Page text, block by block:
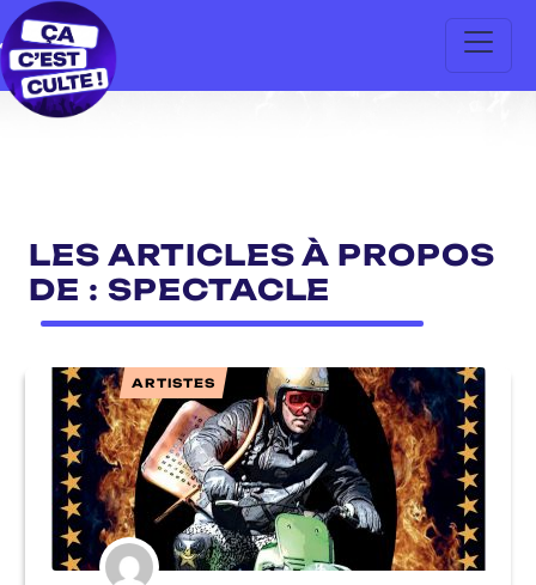
LES ARTICLES À PROPOS
DE : SPECTACLE
ARTISTES